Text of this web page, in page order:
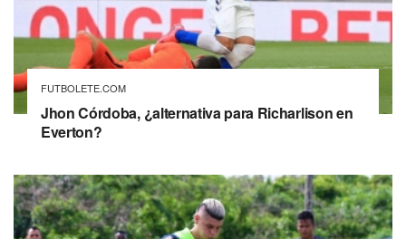
FUTBOLETE.COM
Jhon Córdoba, ¿alternativa para Richarlison en
Everton?